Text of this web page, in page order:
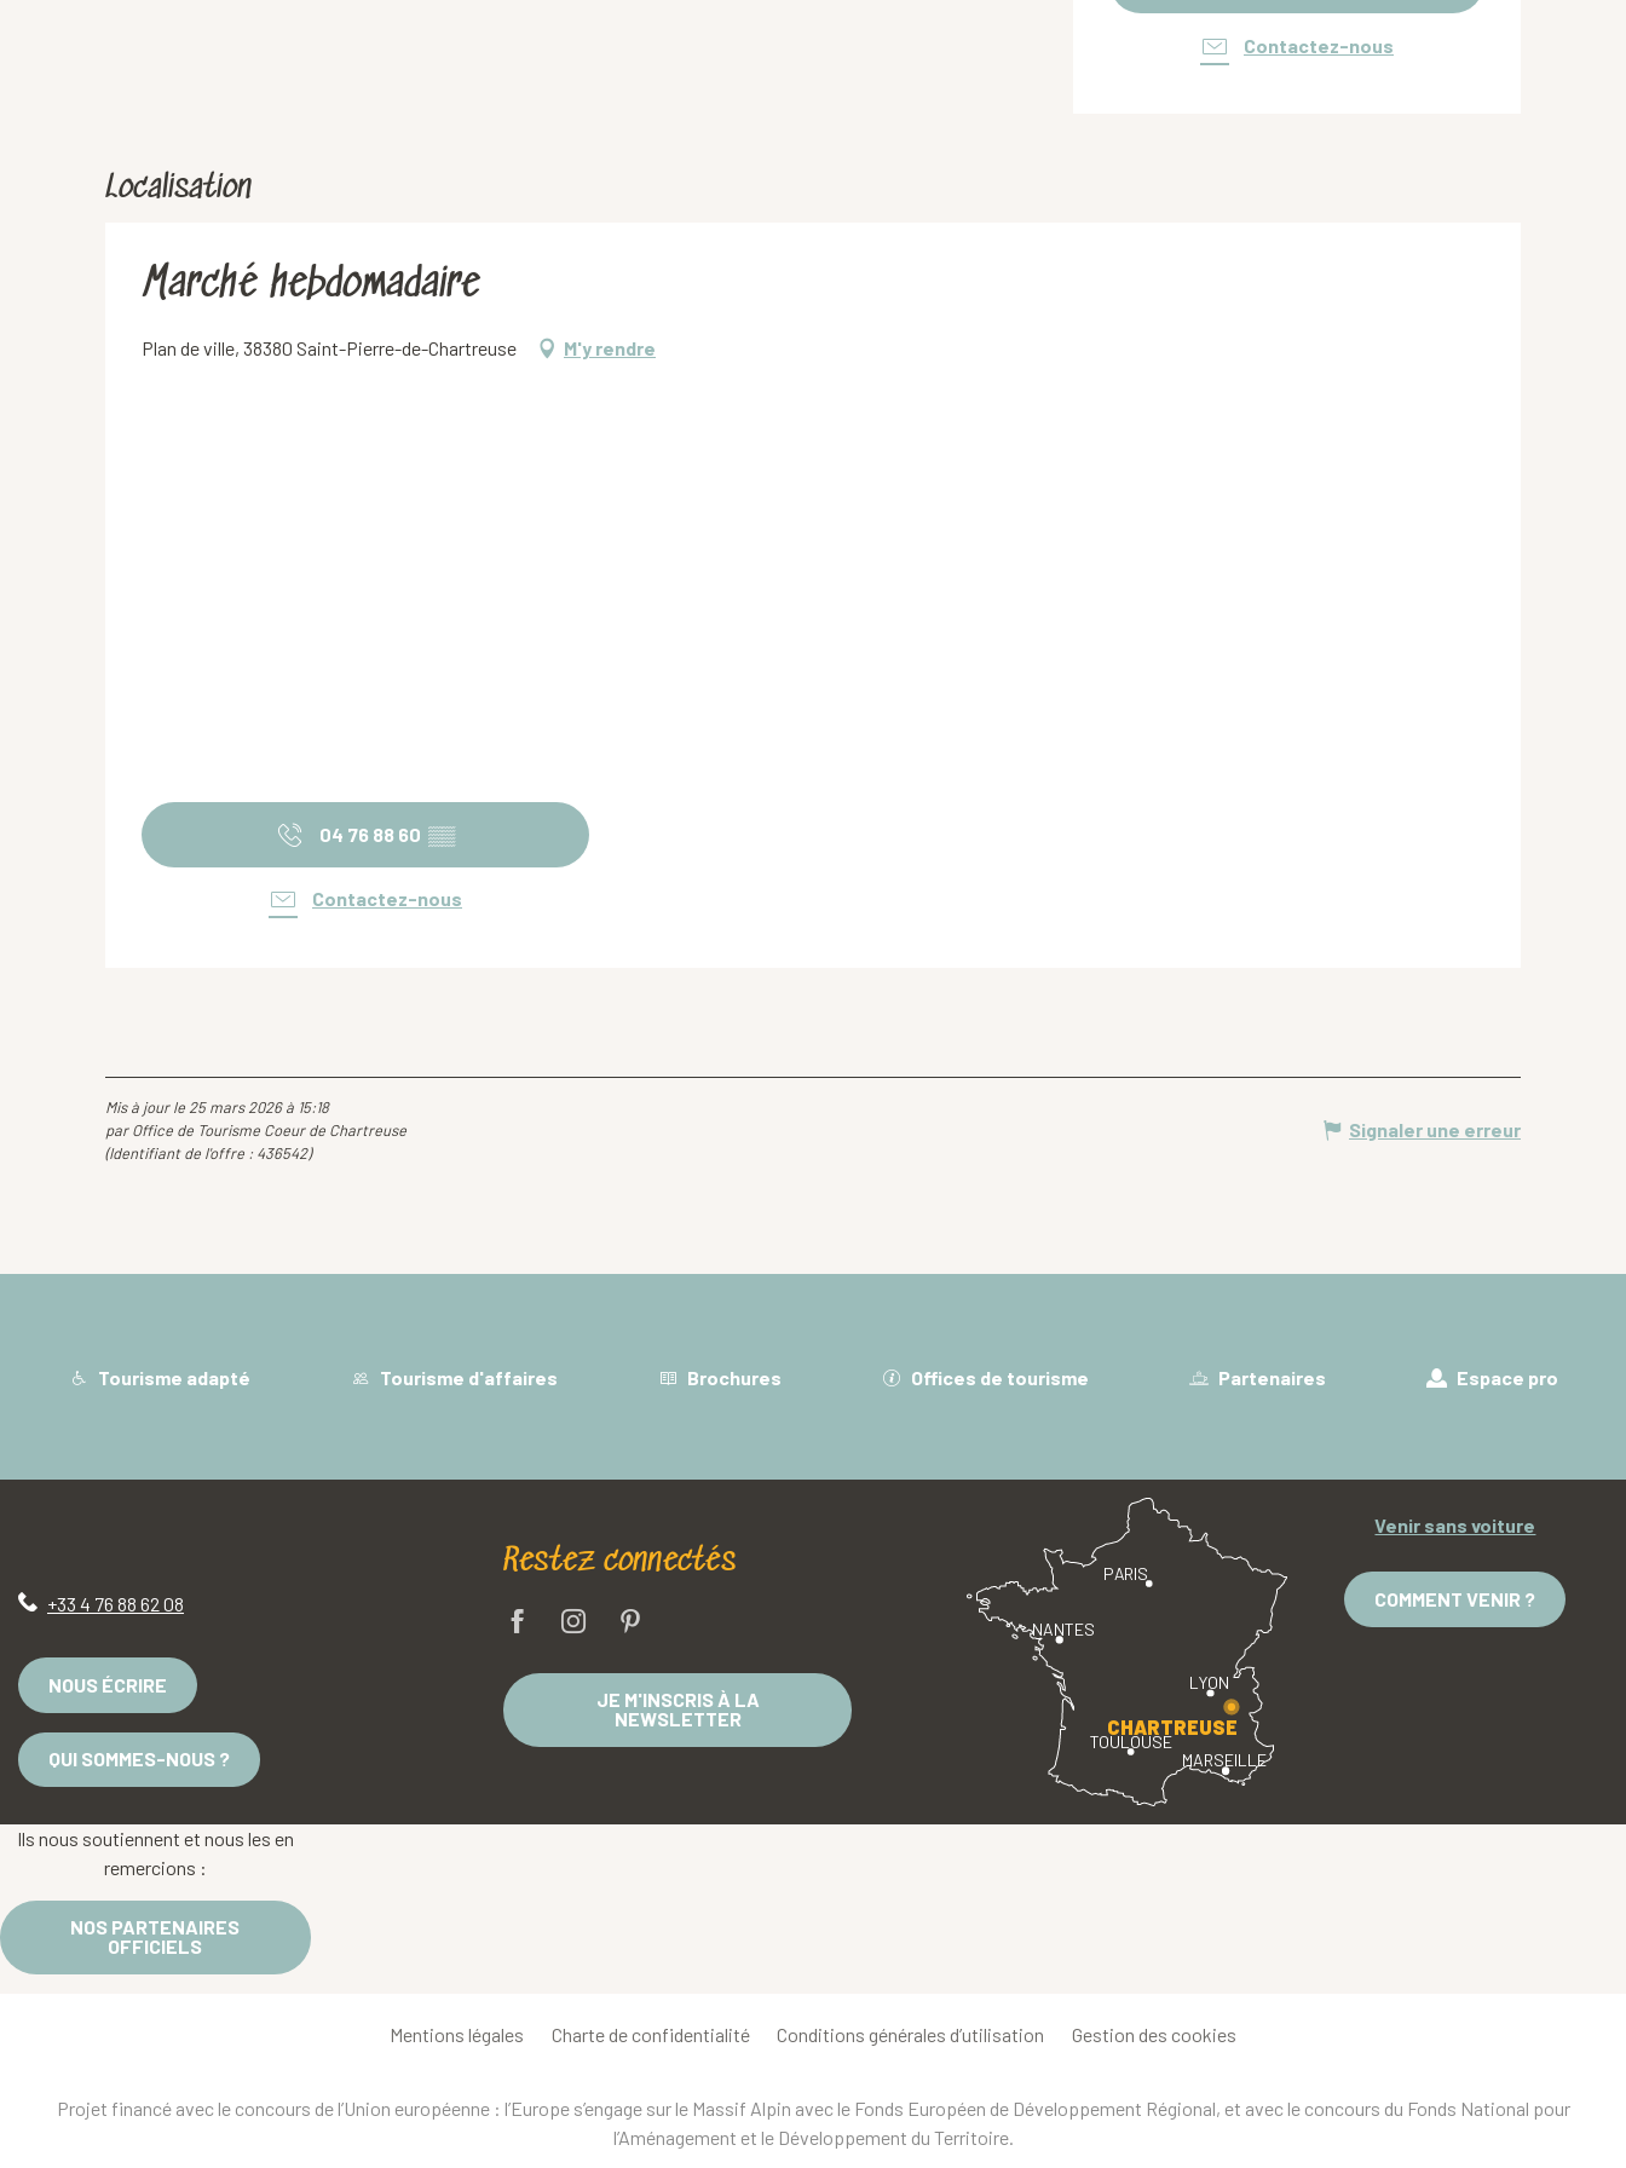
Contactez-nous
Localisation
Marché hebdomadaire
Plan de ville, 38380 Saint-Pierre-de-Chartreuse M'y rendre
04 76 88 60 ▒▒
Contactez-nous
Mis à jour le 25 mars 2026 à 15:18
par Office de Tourisme Coeur de Chartreuse
(Identifiant de l'offre : 436542)
Signaler une erreur
Tourisme adapté Tourisme d'affaires Brochures Offices de tourisme Partenaires Espace pro
+33 4 76 88 62 08
NOUS ÉCRIRE
QUI SOMMES-NOUS ?
Restez connectés
JE M'INSCRIS À LA
NEWSLETTER
PARIS
LYON
TOULOUSE
MARSEILLE
NANTES
CHARTREUSE
Venir sans voiture
COMMENT VENIR ?
Ils nous soutiennent et nous les en
remercions :
NOS PARTENAIRES
OFFICIELS
Mentions légales Charte de confidentialité Conditions générales d’utilisation Gestion des cookies
Projet financé avec le concours de l’Union européenne : l’Europe s’engage sur le Massif Alpin avec le Fonds Européen de Développement Régional, et avec le concours du Fonds National pour
l’Aménagement et le Développement du Territoire.